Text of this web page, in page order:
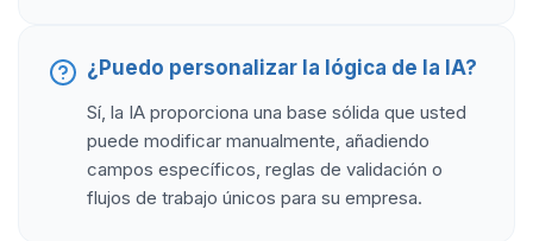
¿Puedo personalizar la lógica de la IA?
Sí, la IA proporciona una base sólida que usted
puede modificar manualmente, añadiendo
campos específicos, reglas de validación o
flujos de trabajo únicos para su empresa.